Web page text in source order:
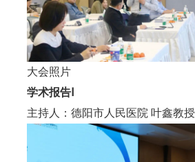
大会照片
学术报告Ⅰ
主持人：德阳市人民医院 叶鑫教授